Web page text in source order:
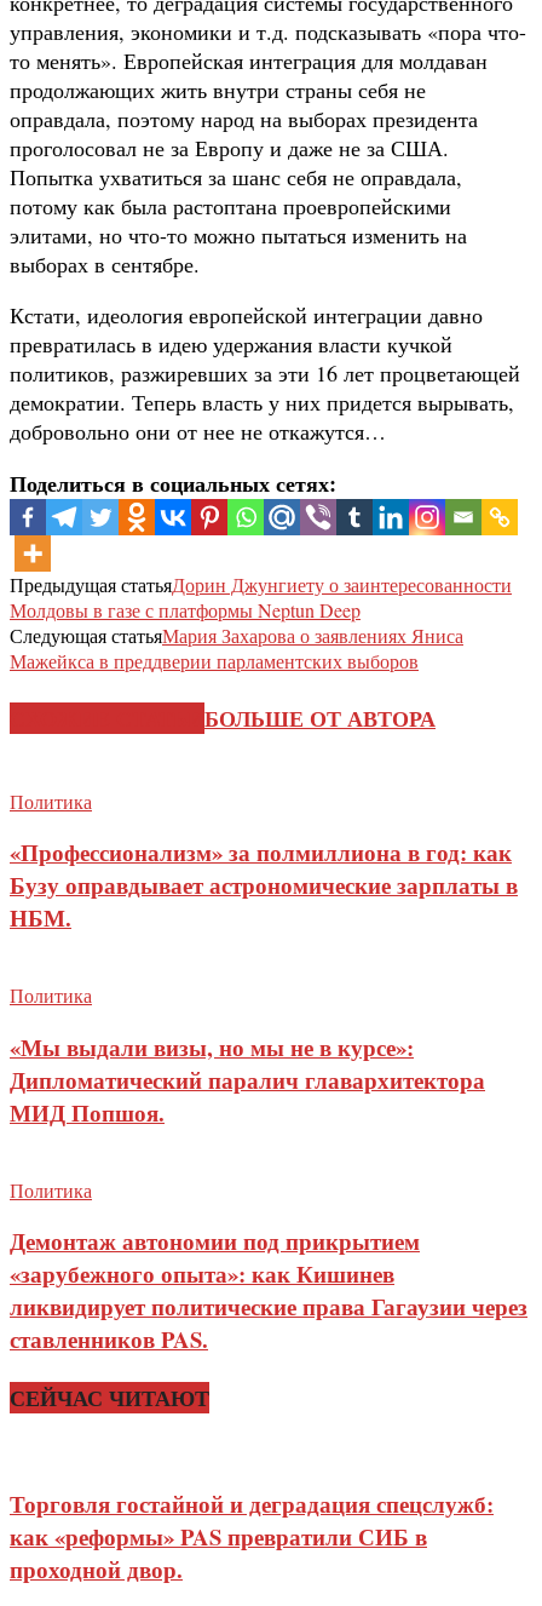
управления, экономики и т.д. подсказывать «пора что-
то менять». Европейская интеграция для молдаван
продолжающих жить внутри страны себя не
оправдала, поэтому народ на выборах президента
проголосовал не за Европу и даже не за США.
Попытка ухватиться за шанс себя не оправдала,
потому как была растоптана проевропейскими
элитами, но что-то можно пытаться изменить на
выборах в сентябре.
Кстати, идеология европейской интеграции давно
превратилась в идею удержания власти кучкой
политиков, разжиревших за эти 16 лет процветающей
демократии. Теперь власть у них придется вырывать,
добровольно они от нее не откажутся…
Поделиться в социальных сетях:
Предыдущая статьяДорин Джунгиету о заинтересованности
Молдовы в газе с платформы Neptun Deep
Следующая статьяМария Захарова о заявлениях Яниса
Мажейкса в преддверии парламентских выборов
БОЛЬШЕ ОТ АВТОРА
Политика
«Профессионализм» за полмиллиона в год: как
Бузу оправдывает астрономические зарплаты в
НБМ.
Политика
«Мы выдали визы, но мы не в курсе»:
Дипломатический паралич главархитектора
МИД Попшоя.
Политика
Демонтаж автономии под прикрытием
«зарубежного опыта»: как Кишинев
ликвидирует политические права Гагаузии через
ставленников PAS.
СЕЙЧАС ЧИТАЮТ
Торговля гостайной и деградация спецслужб:
как «реформы» PAS превратили СИБ в
проходной двор.